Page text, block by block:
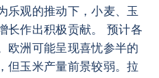
乐观的推动下，小麦、玉
长作出积极贡献。 预计各
欧洲可能呈现喜忧参半的
但玉米产量前景较弱。拉